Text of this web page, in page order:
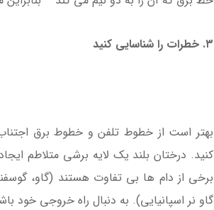
۳. خطرات را شناسایی کنید
بهتر است از خطوط تلفن و خطوط برق اجتناب
کنید. درختان بلند یک لایه برشی متلاطم
برخی از دام ها بی تفاوت هستند (گاو،
گاو نر اسپانیایی). به دنبال راه خروجی خود